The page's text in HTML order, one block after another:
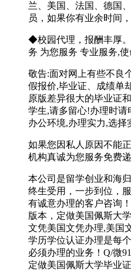
兰、美国、法国、德国
员，如果你有业余时间
◆校园代理，报酬丰厚
务 为您服务 专业服务,使
敬告:面对网上有些不良
假报价,毕业证、成绩单
原版差异很大的毕业证
学生,请多留心!办理时请
办公环境,办理实力,选择
如果您因私人原因不能
机构真诚为您服务免费
本公司是留学创业和海
终生受用，一步到位，
有诚意办理的客户咨询
版本，定做美国佩斯大
文凭美国文凭办理,美国
学历学位认证办理是每
必须办理的业务！Q/微
定做美国佩斯大学毕业